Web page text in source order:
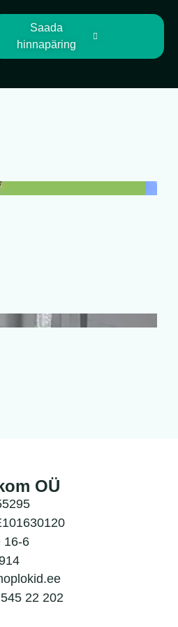
Saada
hinnapäring
OÜ
16-6
22 202